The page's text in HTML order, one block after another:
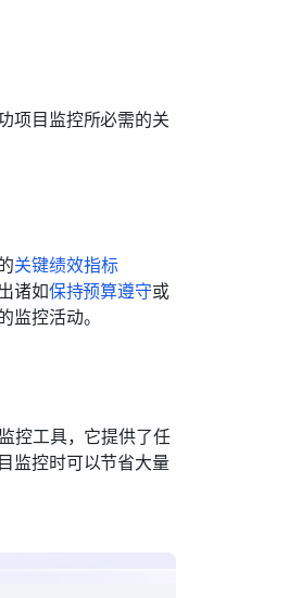
项目监控所必需的关
关键绩效指标
诸如保持预算遵守或
控活动。
控工具，它提供了任
监控时可以节省大量